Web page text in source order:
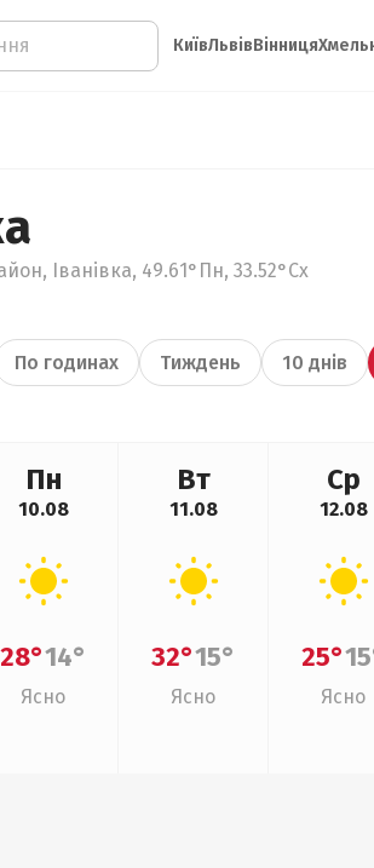
КиївЛьвівВінниця
Іванівка, 49.61°Пн, 33.52°Сх
По годинах Тиждень 10 днів
Пн
10.08
28°14°
Ясно
Вт
11.08
32°15°
Ясно
Ср
12.08
25°
Ясно